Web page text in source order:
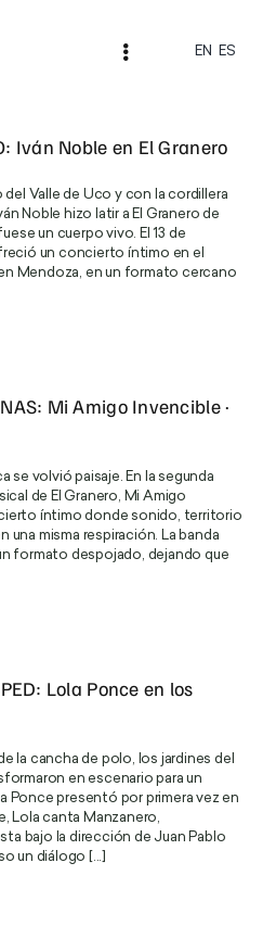
Toggle
EN ES
Iván Noble en El Granero
del Valle de Uco y con la cordillera
Noble hizo latir a El Granero de
un cuerpo vivo. El 13 de
un concierto íntimo en el
Mendoza, en un formato cercano
Mi Amigo Invencible ·
se volvió paisaje. En la segunda
de El Granero, Mi Amigo
íntimo donde sonido, territorio
misma respiración. La banda
formato despojado, dejando que
Lola Ponce en los
la cancha de polo, los jardines del
en escenario para un
Ponce presentó por primera vez en
Lola canta Manzanero,
bajo la dirección de Juan Pablo
un diálogo [...]